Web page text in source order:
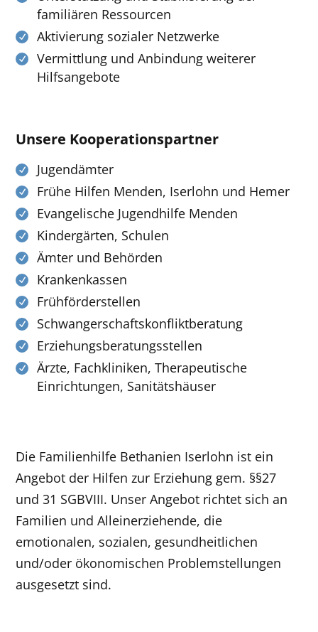
familiären Ressourcen
Aktivierung sozialer Netzwerke
Vermittlung und Anbindung weiterer
Hilfsangebote
Unsere Kooperationspartner
Jugendämter
Frühe Hilfen Menden, Iserlohn und Hemer
Evangelische Jugendhilfe Menden
Kindergärten, Schulen
Ämter und Behörden
Krankenkassen
Frühförderstellen
Schwangerschaftskonfliktberatung
Erziehungsberatungsstellen
Ärzte, Fachkliniken, Therapeutische
Einrichtungen, Sanitätshäuser
Die Familienhilfe Bethanien Iserlohn ist ein
Angebot der Hilfen zur Erziehung gem. §§27
und 31 SGBVIII. Unser Angebot richtet sich an
Familien und Alleinerziehende, die
emotionalen, sozialen, gesundheitlichen
und/oder ökonomischen Problemstellungen
ausgesetzt sind.